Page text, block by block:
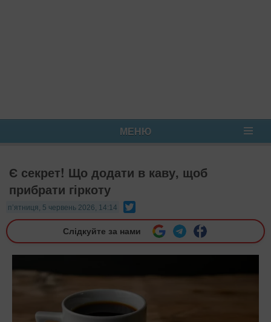
МЕНЮ
Є секрет! Що додати в каву, щоб
прибрати гіркоту
п’ятниця, 5 червень 2026, 14:14
Слідкуйте за нами